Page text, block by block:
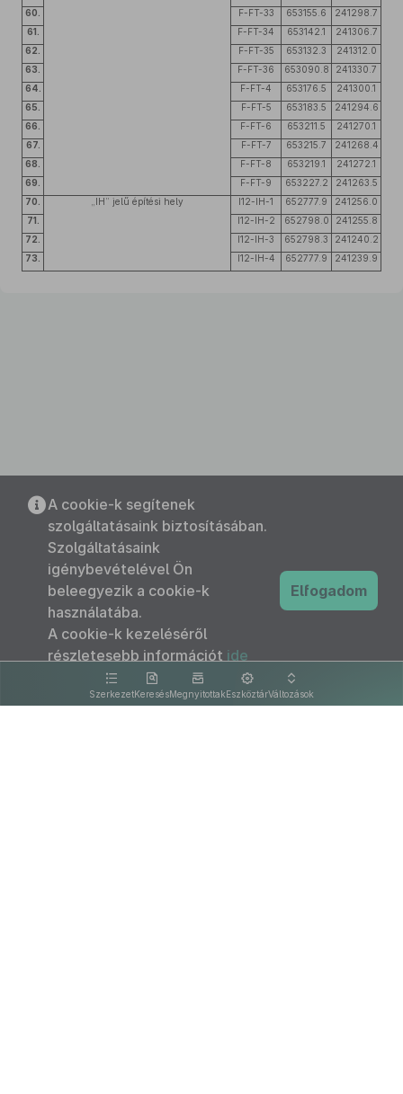
60.
F-FT-33 653155.6
241298.7
61.
F-FT-34 653142.1
241306.7
62.
F-FT-35 653132.3
241312.0
63.
F-FT-36 653090.8
241330.7
64.
F-FT-4 653176.5
241300.1
65.
F-FT-5 653183.5
241294.6
66.
F-FT-6 653211.5
241270.1
67.
F-FT-7 653215.7
241268.4
68.
F-FT-8 653219.1
241272.1
69.
F-FT-9 653227.2
241263.5
70.
„IH” jelű építési hely I12-IH-1 652777.9
241256.0
71.
I12-IH-2 652798.0
241255.8
72.
I12-IH-3 652798.3
241240.2
73.
I12-IH-4 652777.9 241239.9
SzerkezetKeresésMegnyitottakEszköztárVáltozások
A cookie-k segítenek
szolgáltatásaink biztosításában.
Szolgáltatásaink
igénybevételével Ön
beleegyezik a cookie-k
használatába.
A cookie-k kezeléséről
részletesebb információt ide
kattintva olvashat.
Elfogadom